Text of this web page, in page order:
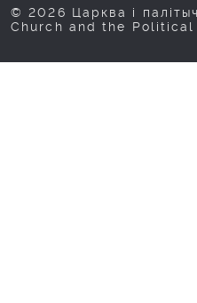
© 2026 Царква і
Church and the